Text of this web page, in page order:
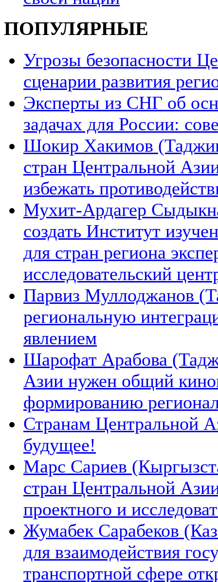
ПОПУЛЯРНЫЕ
Угрозы безопасности
сценарии развития
Эксперты из СНГ об
задачах для России:
Шокир Хакимов
стран Центральной
избежать
Мухит-Ардагер
создать Институт
для стран региона
исследовательский
Парвиз Муллоджанов
региональную
явлением
Шарофат Арабова
Азии нужен общий
формированию
Странам Центральной
будущее!
Марс Сариев
стран Центральной
проектного и
Жумабек Сарабеков
для взаимодействия
транспортной сфере